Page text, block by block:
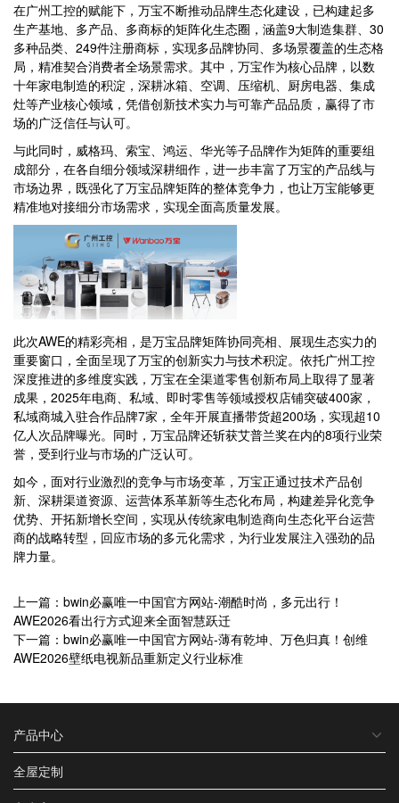
在广州工控的赋能下，万宝不断推动品牌生态化建设，已构建起多
生产基地、多产品、多商标的矩阵化生态圈，涵盖9大制造集群、30
多种品类、249件注册商标，实现多品牌协同、多场景覆盖的生态格
局，精准契合消费者全场景需求。其中，万宝作为核心品牌，以数
十年家电制造的积淀，深耕冰箱、空调、压缩机、厨房电器、集成
灶等产业核心领域，凭借创新技术实力与可靠产品品质，赢得了市
场的广泛信任与认可。
与此同时，威格玛、索宝、鸿运、华光等子品牌作为矩阵的重要组
成部分，在各自细分领域深耕细作，进一步丰富了万宝的产品线与
市场边界，既强化了万宝品牌矩阵的整体竞争力，也让万宝能够更
精准地对接细分市场需求，实现全面高质量发展。
此次AWE的精彩亮相，是万宝品牌矩阵协同亮相、展现生态实力的
重要窗口，全面呈现了万宝的创新实力与技术积淀。依托广州工控
深度推进的多维度实践，万宝在全渠道零售创新布局上取得了显著
成果，2025年电商、私域、即时零售等领域授权店铺突破400家，
私域商城入驻合作品牌7家，全年开展直播带货超200场，实现超10
亿人次品牌曝光。同时，万宝品牌还斩获艾普兰奖在内的8项行业荣
誉，受到行业与市场的广泛认可。
如今，面对行业激烈的竞争与市场变革，万宝正通过技术产品创
新、深耕渠道资源、运营体系革新等生态化布局，构建差异化竞争
优势、开拓新增长空间，实现从传统家电制造商向生态化平台运营
商的战略转型，回应市场的多元化需求，为行业发展注入强劲的品
牌力量。
上一篇：bwin必赢唯一中国官方网站-潮酷时尚，多元出行！
AWE2026看出行方式迎来全面智慧跃迁
下一篇：bwin必赢唯一中国官方网站-薄有乾坤、万色归真！创维
AWE2026壁纸电视新品重新定义行业标准
产品中心
全屋定制